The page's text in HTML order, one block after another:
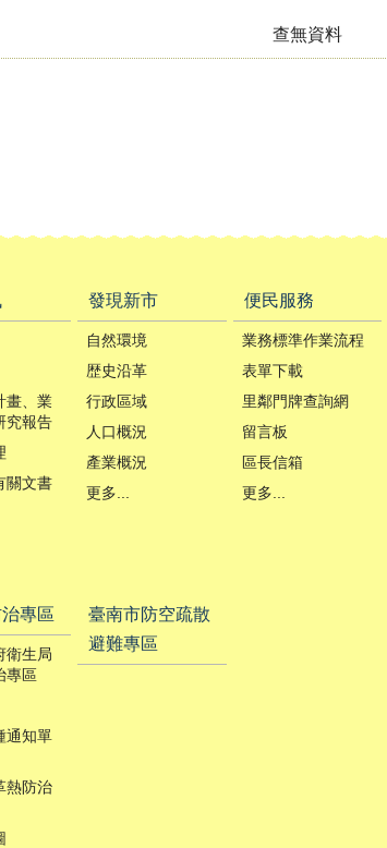
查無資料
畫、業
究報告
關文書
發現新市
自然環境
歴史沿革
行政區域
人口概況
產業概況
更多...
便民服務
業務標準作業流程
表單下載
里鄰門牌查詢網
留言板
區長信箱
更多...
專區
衛生局
專區
通知單
熱防治
臺南市防空疏散
避難專區